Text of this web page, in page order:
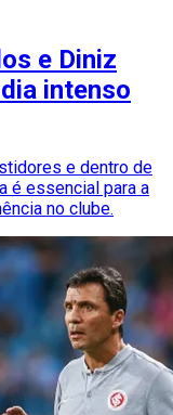
e Diniz
intenso
e dentro de
é essencial para a
no clube.